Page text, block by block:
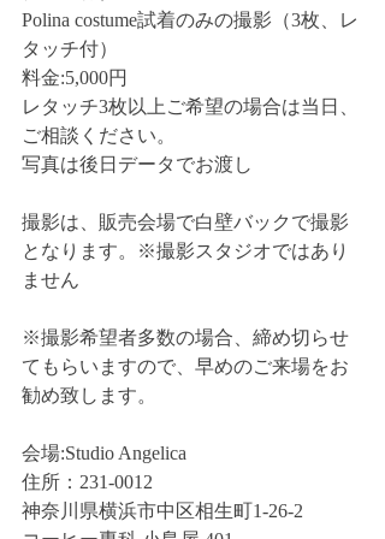
Polina costume試着のみの撮影（3枚、レ
タッチ付）
料金:5,000円
レタッチ3枚以上ご希望の場合は当日、
ご相談ください。
写真は後日データでお渡し
撮影は、販売会場で白壁バックで撮影
となります。※撮影スタジオではあり
ません
※撮影希望者多数の場合、締め切らせ
てもらいますので、早めのご来場をお
勧め致します。
会場:Studio Angelica
住所：231-0012
神奈川県横浜市中区相生町1-26-2